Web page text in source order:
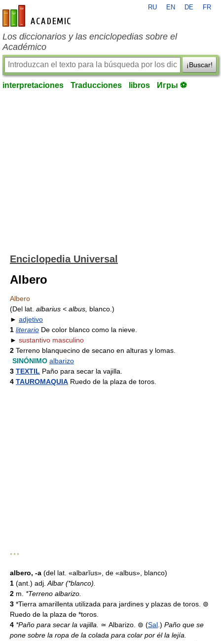
es-academic.com
RU EN DE FR
Los diccionarios y las enciclopedias sobre el
Académico
¡Buscar!
interpretaciones Traducciones libros Игры ⚽
Enciclopedia Universal
Albero
Albero
(Del lat. albarius < albus, blanco.)
► adjetivo
1 literario De color blanco como la nieve.
► sustantivo masculino
2 Terreno blanquecino de secano en alturas y lomas.
SINÓNIMO albarizo
3 TEXTIL Paño para secar la vajilla.
4 TAUROMAQUIA Ruedo de la plaza de toros.
* * *
albero, -a (del lat. «albarĭus», de «albus», blanco)
1 (ant.) adj. Albar (*blanco).
2 m.
*Terreno albarizo.
3 *Tierra amarillenta utilizada para jardines y plazas de toros. ⊚
Ruedo de la plaza de *toros.
4 *Paño para secar la vajilla. ≃ Albarizo. ⊚ (Sal .) Paño que se
pone sobre la ropa de la colada para colar por él la lejía.